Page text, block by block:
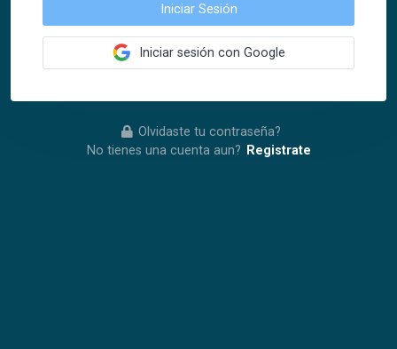
Iniciar Sesión
Iniciar sesión con Google
Olvidaste tu contraseña?
No tienes una cuenta aun? Registrate